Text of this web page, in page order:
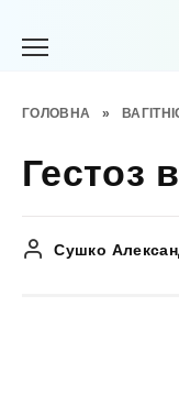
ГОЛОВНА »
Гестоз
Сушко